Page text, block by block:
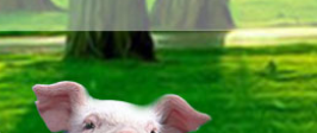
行业动态